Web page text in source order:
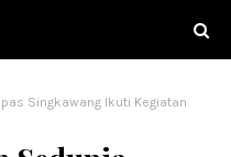
Singkawang Ikuti Kegiatan